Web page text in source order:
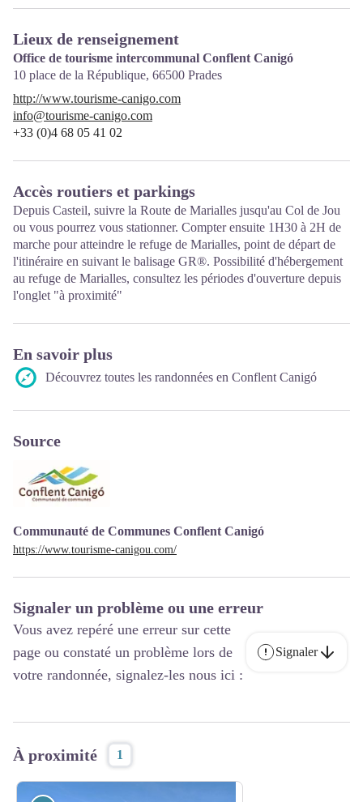
Lieux de renseignement
Office de tourisme intercommunal Conflent Canigó
10 place de la République, 66500 Prades
http://www.tourisme-canigo.com
info@tourisme-canigo.com
+33 (0)4 68 05 41 02
Accès routiers et parkings
Depuis Casteil, suivre la Route de Marialles jusqu'au Col de Jou
ou vous pourrez vous stationner. Compter ensuite 1H30 à 2H de
marche pour atteindre le refuge de Marialles, point de départ de
l'itinéraire en suivant le balisage GR®. Possibilité d'hébergement
au refuge de Marialles, consultez les périodes d'ouverture depuis
l'onglet "à proximité"
En savoir plus
Découvrez toutes les randonnées en Conflent Canigó
Source
Communauté de Communes Conflent Canigó
https://www.tourisme-canigou.com/
Signaler un problème ou une erreur
Vous avez repéré une erreur sur cette
page ou constaté un problème lors de
votre randonnée, signalez-les nous ici :
Signaler
À proximité 1